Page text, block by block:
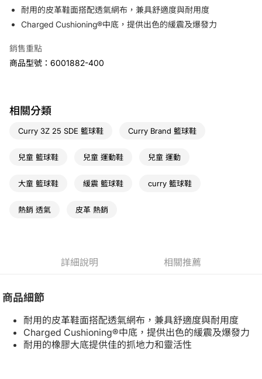
悠遊付
7-11取貨(快速到店)
免運費
免運費
耐用的皮革鞋面搭配透氣網布，兼具舒適度與耐用度
Charged Cushioning®中底，提供出色的緩震及爆發力
銷售重點
商品型號：6001882-400
相關分類
Curry 3Z 25 SDE 籃球鞋 Curry Brand 籃球鞋
兒童 籃球鞋 兒童 運動鞋 兒童 運動
大童 籃球鞋 緩震 籃球鞋 curry 籃球鞋
熱銷 透氣 皮革 熱銷
詳細說明 相關推薦
商品細節
耐用的皮革鞋面搭配透氣網布，兼具舒適度與耐用度
Charged Cushioning®中底，提供出色的緩震及爆發力
耐用的橡膠大底提供佳的抓地力和靈活性